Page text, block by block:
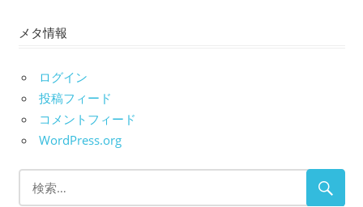
カ
ブ
メタ情報
ログイン
投稿フィード
コメントフィード
WordPress.org